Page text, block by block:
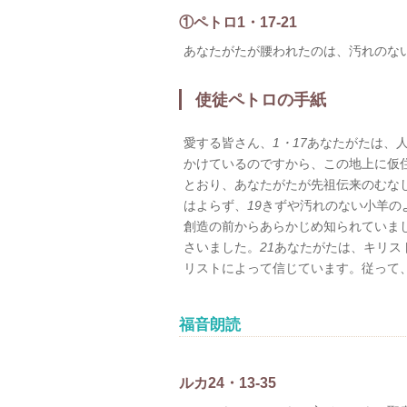
①ペトロ1・17-21
あなたがたが腰われたのは、汚れの
使徒ペトロの手紙
愛する皆さん、 1・17あなたがたは、
かけているのですから、この地上に
とおり、あなたがたが先祖伝来のむ
はよらず、
19きずや汚れのない小羊
創造の前からあらかじめ知られてい
さいました。 21あなたがたは、キリ
リストによって信じています。従っ
福音朗読
ルカ24・13-35